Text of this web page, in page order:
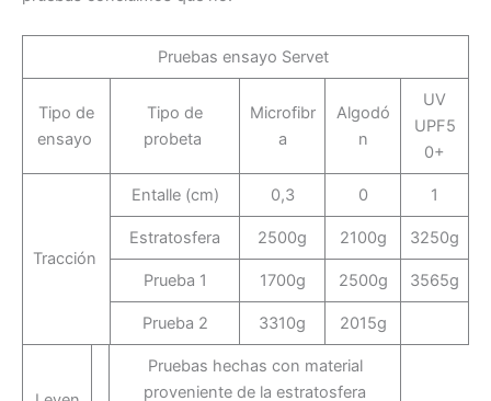
Pruebas ensayo Servet
Tipo de
ensayo
Tipo de
probeta
Microfibr
a
Algodó
n
UV
UPF5
0+
Tracción
Entalle (cm) 0,3 0 1
Estratosfera 2500g 2100g 3250g
Prueba 1 1700g 2500g 3565g
Prueba 2 3310g 2015g
Pruebas hechas con material
proveniente de la estratosfera